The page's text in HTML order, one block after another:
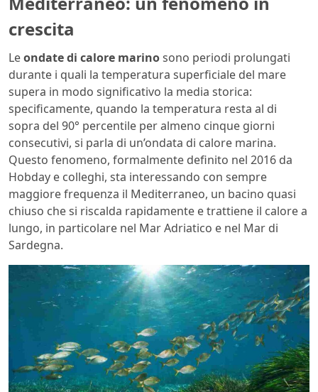
crescita
Leondate di calore marinosono periodi prolungati
durante i quali la temperatura superficiale del mare
supera in modo significativo la media storica:
specificamente, quando la temperatura resta al di
sopra del 90° percentile per almeno cinque giorni
consecutivi, si parla di un’ondata di calore marina.
Questo fenomeno, formalmente definito nel 2016 da
Hobday e colleghi, sta interessando con sempre
maggiore frequenza il Mediterraneo, un bacino quasi
chiuso che si riscalda rapidamente e trattiene il calore a
lungo, in particolare nel Mar Adriatico e nel Mar di
Sardegna.